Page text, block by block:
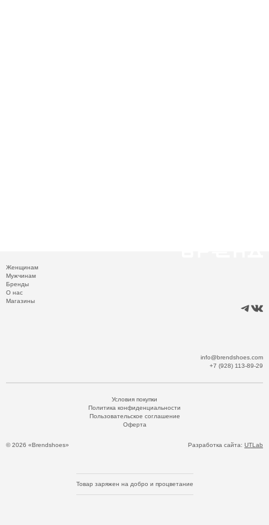
Женщинам
Мужчинам
Бренды
О нас
Магазины
info@brendshoes.com
+7 (928) 113-89-29
© 2026 «Brendshoes»
Условия покупки
Политика конфиденциальности
Пользовательское соглашение
Оферта
Разработка сайта: UTLab
Товар заряжен на добро и процветание